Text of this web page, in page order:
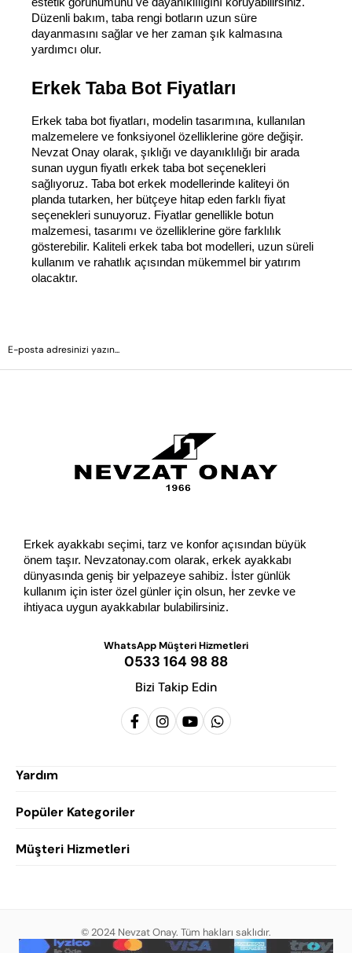
estetik görünümünü ve dayanıklılığını koruyabilirsiniz.
Düzenli bakım, taba rengi botların uzun süre
dayanmasını sağlar ve her zaman şık kalmasına
yardımcı olur.
Erkek Taba Bot Fiyatları
Erkek taba bot fiyatları, modelin tasarımına, kullanılan
malzemelere ve fonksiyonel özelliklerine göre değişir.
Nevzat Onay olarak, şıklığı ve dayanıklılığı bir arada
sunan uygun fiyatlı erkek taba bot seçenekleri
sağlıyoruz. Taba bot erkek modellerinde kaliteyi ön
planda tutarken, her bütçeye hitap eden farklı fiyat
seçenekleri sunuyoruz. Fiyatlar genellikle botun
malzemesi, tasarımı ve özelliklerine göre farklılık
gösterebilir. Kaliteli erkek taba bot modelleri, uzun süreli
kullanım ve rahatlık açısından mükemmel bir yatırım
olacaktır.
Erkek ayakkabı seçimi, tarz ve konfor açısından büyük
önem taşır. Nevzatonay.com olarak, erkek ayakkabı
dünyasında geniş bir yelpazeye sahibiz. İster günlük
kullanım için ister özel günler için olsun, her zevke ve
ihtiyaca uygun ayakkabılar bulabilirsiniz.
WhatsApp Müşteri Hizmetleri
0533 164 98 88
Bizi Takip Edin
Yardım
Hakkımızda
Popüler Kategoriler
Erkek Klasik Ayakkabı
Erkek Günlük Ayakkabı
Müşteri Hizmetleri
Mesafeli Satış Sözleşmesi
© 2024 Nevzat Onay. Tüm hakları saklıdır.